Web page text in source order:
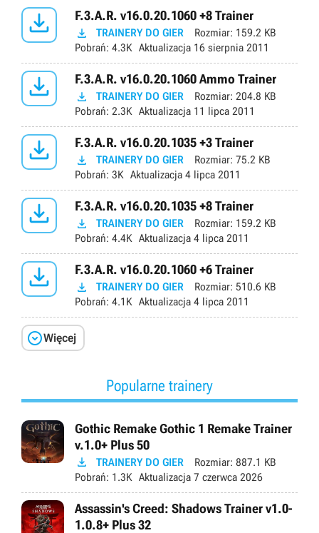
 F.3.A.R. v16.0.20.1060 +8 Trainer
 TRAINERY DO GIER Rozmiar: 159.2 KB
Pobrań: 4.3K Aktualizacja 16 sierpnia 2011
 F.3.A.R. v16.0.20.1060 Ammo Trainer
 TRAINERY DO GIER Rozmiar: 204.8 KB
Pobrań: 2.3K Aktualizacja 11 lipca 2011
 F.3.A.R. v16.0.20.1035 +3 Trainer
 TRAINERY DO GIER Rozmiar: 75.2 KB
Pobrań: 3K Aktualizacja 4 lipca 2011
 F.3.A.R. v16.0.20.1035 +8 Trainer
 TRAINERY DO GIER Rozmiar: 159.2 KB
Pobrań: 4.4K Aktualizacja 4 lipca 2011
 F.3.A.R. v16.0.20.1060 +6 Trainer
 TRAINERY DO GIER Rozmiar: 510.6 KB
Pobrań: 4.1K Aktualizacja 4 lipca 2011
Więcej
Popularne trainery
Gothic Remake Gothic 1 Remake Trainer
v.1.0+ Plus 50
 TRAINERY DO GIER Rozmiar: 887.1 KB
Pobrań: 1.3K Aktualizacja 7 czerwca 2026
Assassin's Creed: Shadows Trainer v1.0-
1.0.8+ Plus 32